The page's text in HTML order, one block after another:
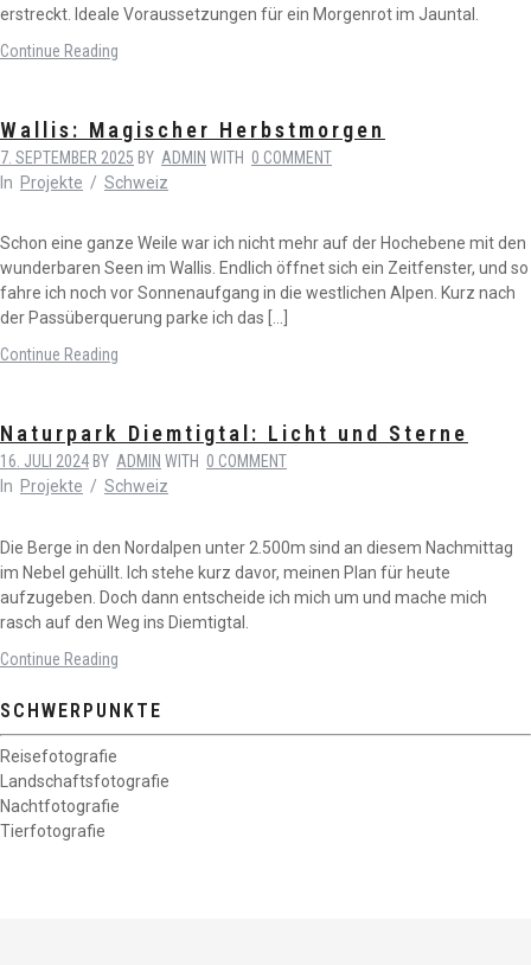
erstreckt. Ideale Voraussetzungen für ein Morgenrot im Jauntal.
Continue Reading
Wallis: Magischer Herbstmorgen
7. SEPTEMBER 2025 BY ADMIN WITH 0 COMMENT
In Projekte / Schweiz
Schon eine ganze Weile war ich nicht mehr auf der Hochebene mit den
wunderbaren Seen im Wallis. Endlich öffnet sich ein Zeitfenster, und so
fahre ich noch vor Sonnenaufgang in die westlichen Alpen. Kurz nach
der Passüberquerung parke ich das […]
Continue Reading
Naturpark Diemtigtal: Licht und Sterne
16. JULI 2024 BY ADMIN WITH 0 COMMENT
In Projekte / Schweiz
Die Berge in den Nordalpen unter 2.500m sind an diesem Nachmittag
im Nebel gehüllt. Ich stehe kurz davor, meinen Plan für heute
aufzugeben. Doch dann entscheide ich mich um und mache mich
rasch auf den Weg ins Diemtigtal.
Continue Reading
SCHWERPUNKTE
Reisefotografie
Landschaftsfotografie
Nachtfotografie
Tierfotografie